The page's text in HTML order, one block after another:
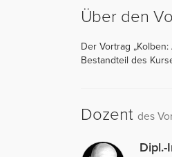
Über den
Der Vortrag
Bestandteil des
Dozent des
Dipl.-